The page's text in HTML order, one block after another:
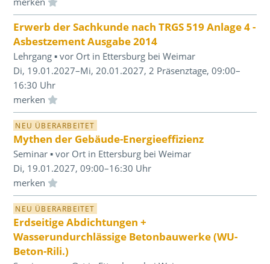
Erwerb der Sachkunde nach TRGS 519 Anlage 4 -
Asbestzement Ausgabe 2014
Lehrgang ▪ vor Ort in Ettersburg bei Weimar
Di, 19.01.2027–Mi, 20.01.2027, 2 Präsenztage, 09:00–
16:30 Uhr
Einloggen und Merkliste benutzen
NEU ÜBERARBEITET
Mythen der Gebäude-Energieeffizienz
Seminar ▪ vor Ort in Ettersburg bei Weimar
Di, 19.01.2027, 09:00–16:30 Uhr
Einloggen und Merkliste benutzen
NEU ÜBERARBEITET
Erdseitige Abdichtungen +
Wasserundurchlässige Betonbauwerke (WU-
Beton-Rili.)